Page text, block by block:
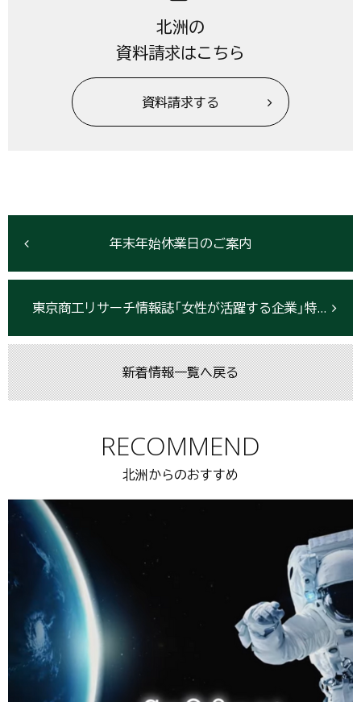
北洲の
資料請求はこちら
資料請求する
年末年始休業日のご案内
東京商工リサーチ情報誌「女性が活躍する企業」特集に掲載されました。
新着情報一覧へ戻る
RECOMMEND
北洲からのおすすめ